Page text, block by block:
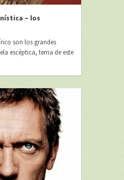
– los
son los grandes
escéptica, tema de este